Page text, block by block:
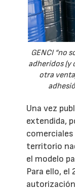
GENCI “no
adheridos (y
otra
Una vez
extendida,
territorio
el modelo
Para ello,